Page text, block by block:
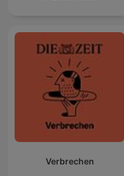
Verbrechen